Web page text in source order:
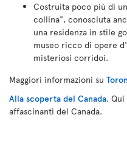
Costruita poco più di
collina", conosciuta
una residenza in stile
museo ricco di opere
misteriosi corridoi.
Maggiori informazioni su
Alla scoperta del Canada.
affascinanti del Canada.